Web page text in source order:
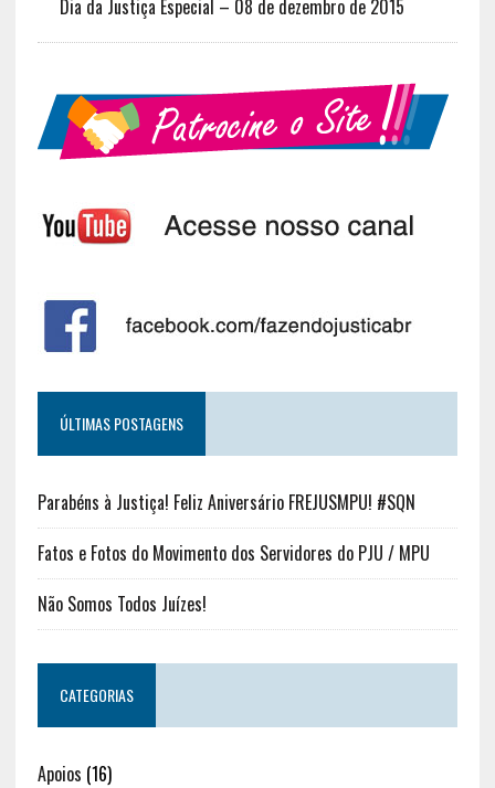
Dia da Justiça Especial – 08 de dezembro de 2015
ÚLTIMAS POSTAGENS
Parabéns à Justiça! Feliz Aniversário FREJUSMPU! #SQN
Fatos e Fotos do Movimento dos Servidores do PJU / MPU
Não Somos Todos Juízes!
CATEGORIAS
Apoios (16)